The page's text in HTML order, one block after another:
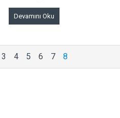
Devamını Oku
3 4 5 6 7 8